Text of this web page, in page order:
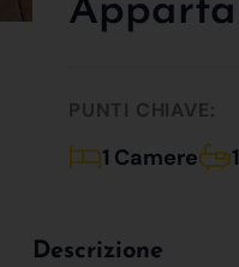
PUNTI CHIAVE:
1 Camere
Descrizione